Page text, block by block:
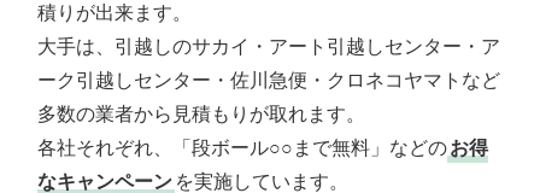
積りが出来ます。
大手は、引越しのサカイ・アート引越しセンター・ア
ーク引越しセンター・佐川急便・クロネコヤマトなど
多数の業者から見積もりが取れます。
各社それぞれ、「段ボール○○まで無料」などのお得
なキャンペーン を実施しています。